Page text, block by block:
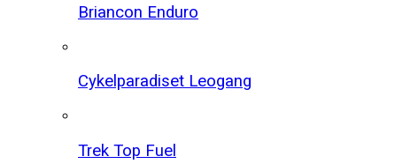
Briancon Enduro
Cykelparadiset Leogang
Trek Top Fuel